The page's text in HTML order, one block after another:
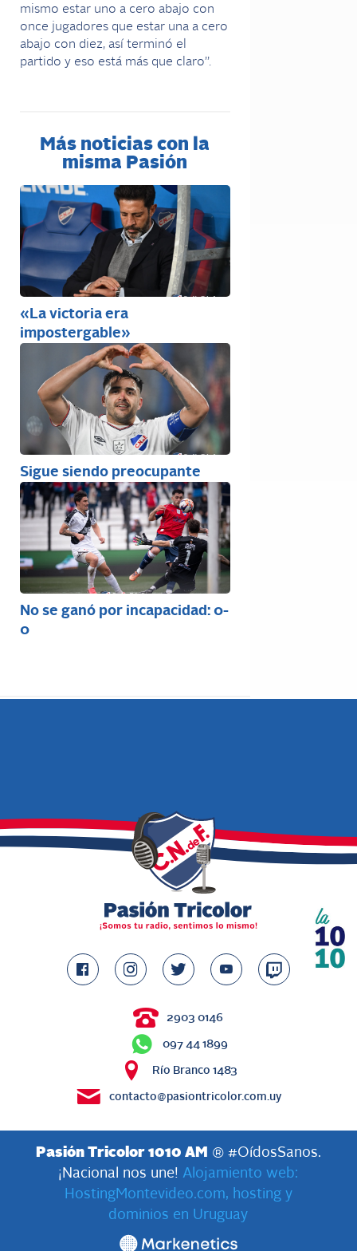
mismo estar uno a cero abajo con
once jugadores que estar una a cero
abajo con diez, así terminó el
partido y eso está más que claro”.
Más noticias con la
misma Pasión
«La victoria era
impostergable»
Sigue siendo preocupante
No se ganó por incapacidad: 0-
0
2903 0146
097 44 1899
Río Branco 1483
contacto@pasiontricolor.com.uy
Pasión Tricolor 1010 AM
® #OídosSanos.
¡Nacional nos une! Alojamiento web:
HostingMontevideo.com, hosting y
dominios en Uruguay